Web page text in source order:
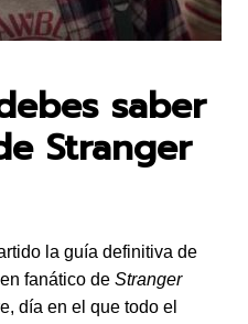
saber
Stranger
la guía definitiva de
fanático de Stranger
día en el que todo el